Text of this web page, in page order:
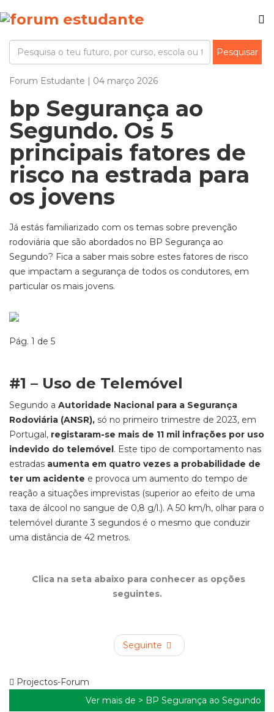
Forum Estudante | 04 março 2026
bp Segurança ao
Segundo. Os 5
principais fatores de
risco na estrada para
os jovens
Já estás familiarizado com os temas sobre prevenção
rodoviária que são abordados no BP Segurança ao
Segundo? Fica a saber mais sobre estes fatores de risco
que impactam a segurança de todos os condutores, em
particular os mais jovens.
Pág. 1 de 5
#1 – Uso de Telemóvel
Segundo a Autoridade Nacional para a Segurança
Rodoviária (ANSR), só no primeiro trimestre de 2023, em
Portugal, registaram-se mais de 11 mil infrações por uso
indevido do telemóvel. Este tipo de comportamento nas
estradas aumenta em quatro vezes a probabilidade de
ter um acidente e provoca um aumento do tempo de
reação a situações imprevistas (superior ao efeito de uma
taxa de álcool no sangue de 0,8 g/l.). A 50 km/h, olhar para o
telemóvel durante 3 segundos é o mesmo que conduzir
uma distância de 42 metros.
Clica na seta abaixo para conhecer as opções
seguintes.
Seguinte
Projectos-Forum
Ver mais de > BP Segurança ao Segundo